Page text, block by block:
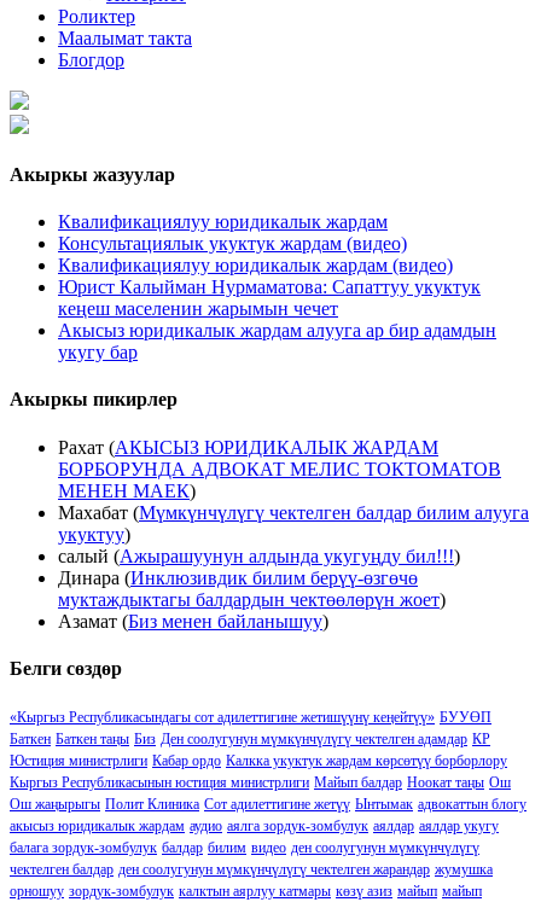
Роликтер
Маалымат такта
Блогдор
Акыркы жазуулар
Квалификациялуу юридикалык жардам
Консультациялык укуктук жардам (видео)
Квалификациялуу юридикалык жардам (видео)
Юрист Калыйман Нурмаматова: Сапаттуу укуктук
кеңеш маселенин жарымын чечет
Акысыз юридикалык жардам алууга ар бир адамдын
укугу бар
Акыркы пикирлер
Рахат (АКЫСЫЗ ЮРИДИКАЛЫК ЖАРДАМ
БОРБОРУНДА АДВОКАТ МЕЛИС ТОКТОМАТОВ
МЕНЕН МАЕК)
Махабат (Мүмкүнчүлүгү чектелген балдар билим алууга
укуктуу)
салый (Ажырашуунун алдында укугуңду бил!!!)
Динара (Инклюзивдик билим берүү-өзгөчө
муктаждыктагы балдардын чектөөлөрүн жоет)
Азамат (Биз менен байланышуу)
Белги сөздөр
«Кыргыз Республикасындагы сот адилеттигине жетишүүнү кеӊейтүү» БУУӨП
Баткен Баткен таңы Биз Ден соолугунун мүмкүнчүлүгү чектелген адамдар КР
Юстиция министрлиги Кабар ордо Калкка укуктук жардам көрсөтүү борборлору
Кыргыз Республикасынын юстиция министрлиги Майып балдар Ноокат таңы Ош
Ош жаңырыгы Полит Клиника Сот адилеттигине жетүү Ынтымак адвокаттын блогу
акысыз юридикалык жардам аудио аялга зордук-зомбулук аялдар аялдар укугу
балага зордук-зомбулук балдар билим видео ден соолугунун мүмкүнчүлүгү
чектелген балдар ден соолугунун мүмкүнчүлүгү чектелген жарандар жумушка
орношуу зордук-зомбулук калктын аярлуу катмары көзү азиз майып майып